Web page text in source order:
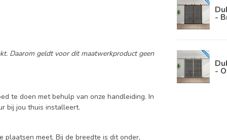
Daarom geldt voor dit maatwerkproduct geen
te doen met behulp van onze handleiding. In
bij jou thuis installeert.
plaatsen meet. Bij de breedte is dit onder,
-
-